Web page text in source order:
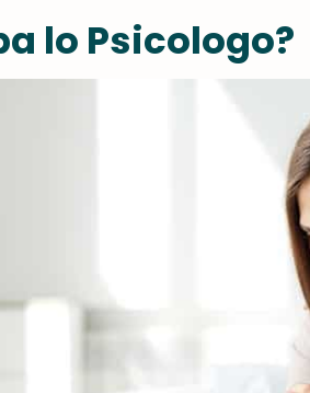
lo Psicologo?